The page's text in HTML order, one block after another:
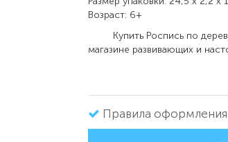
Возраст: 6+
Купить Роспись по
магазине развивающих и
Правила оформления